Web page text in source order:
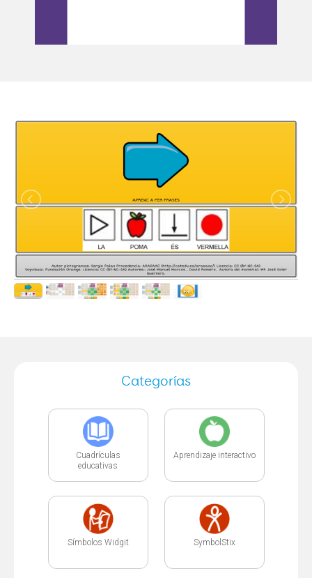
Categorías
Cuadrículas
educativas
Aprendizaje interactivo
Símbolos Widgit SymbolStix